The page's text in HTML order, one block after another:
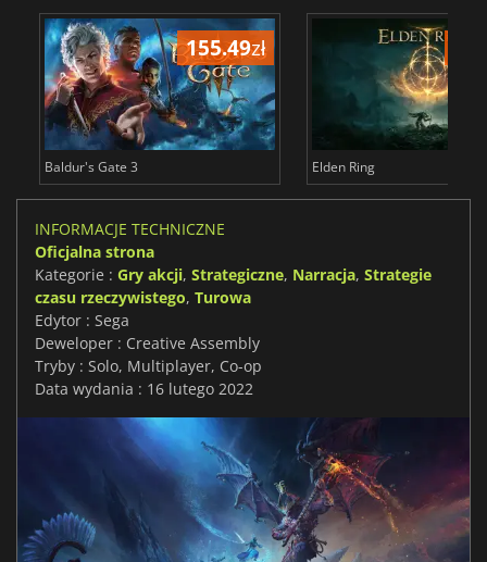
155.49zł
Baldur's Gate 3 Elden Ring
INFORMACJE TECHNICZNE
Oficjalna strona
Kategorie : Gry akcji, Strategiczne, Narracja, Strategie
czasu rzeczywistego, Turowa
Edytor : Sega
Deweloper : Creative Assembly
Tryby : Solo, Multiplayer, Co-op
Data wydania : 16 lutego 2022